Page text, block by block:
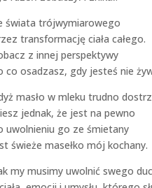
świata trójwymiarowego
transformację ciała całego.
z innej perspektywy
co osadzasz, gdy jesteś nie
masło w mleku trudno
jednak, że jest na pewno
uwolnieniu go ze śmietany
świeże masełko mój kochany.
my musimy uwolnić swego